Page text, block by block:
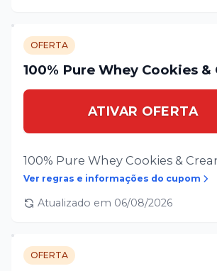
OFERTA
100% Pure Whey Cookies &
ATIVAR OFERTA
100% Pure Whey Cookies &
Ver regras e informações do cupom
Atualizado em 06/08/2026
OFERTA